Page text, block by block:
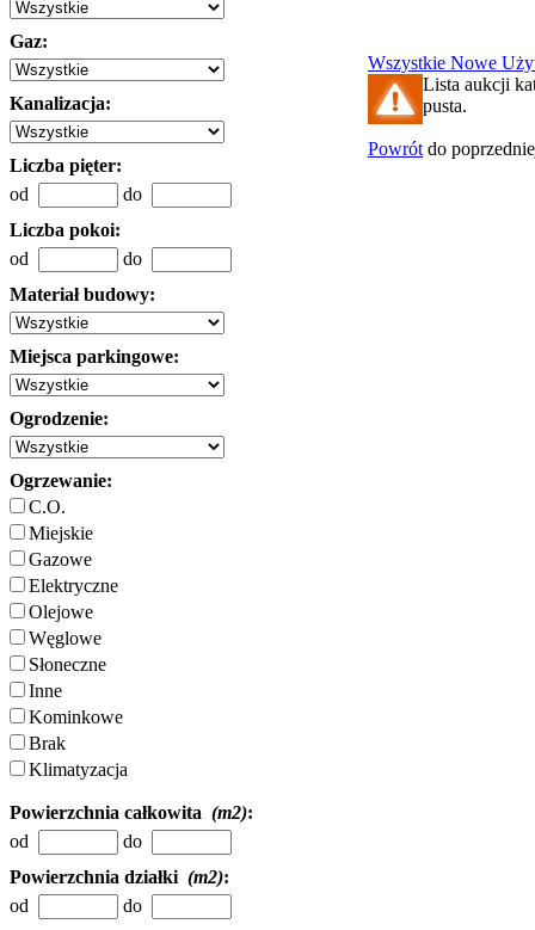
Gaz:
Kanalizacja:
Liczba pięter:
od
do
Liczba pokoi:
od
do
Materiał budowy:
Miejsca parkingowe:
Ogrodzenie:
Ogrzewanie:
C.O.
Miejskie
Gazowe
Elektryczne
Olejowe
Węglowe
Słoneczne
Inne
Kominkowe
Brak
Klimatyzacja
Powierzchnia całkowita (m2):
od
do
Powierzchnia działki (m2):
od
do
Wszystkie Nowe
Lista aukcji
pusta.
Powrót do